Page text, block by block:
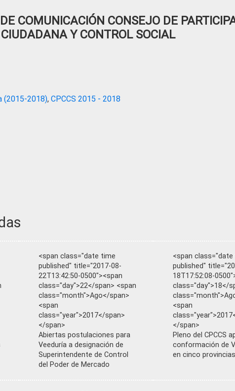
COMUNICACIÓN CONSEJO DE
CIUDADANA Y CONTROL SOCIAL
(2015-2018), CPCCS 2015 - 2018
<span class="date time
published" title="2017-08-
22T13:42:50-0500"><span
class="day">22</span> <span
class="month">Ago</span>
<span
class="year">2017</span>
</span>
Abiertas postulaciones para
Veeduría a designación de
Superintendente de Control
del Poder de Mercado
<span class="date
published"
18T17:52:08-
class="day">18</
<span
</span>
Pleno del CPCCS
conformación de
en cinco provincias